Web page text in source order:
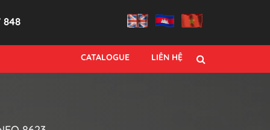
848
CATALOGUE LIÊN HỆ